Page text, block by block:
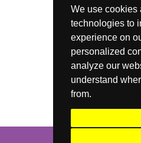
We use cookies
technologies to
experience on
personalized
analyze our
understand
from.
Politica de
0721 80
Str. Coltei nr. 6,